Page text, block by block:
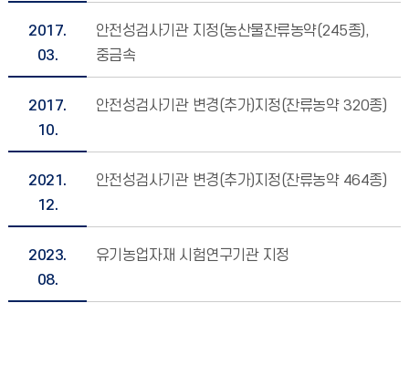
2017.
03.
안전성검사기관 지정(농산물잔류농약(245종),
중금속
2017.
10.
안전성검사기관 변경(추가)지정(잔류농약 320종)
2021.
12.
안전성검사기관 변경(추가)지정(잔류농약 464종)
2023.
08.
유기농업자재 시험연구기관 지정